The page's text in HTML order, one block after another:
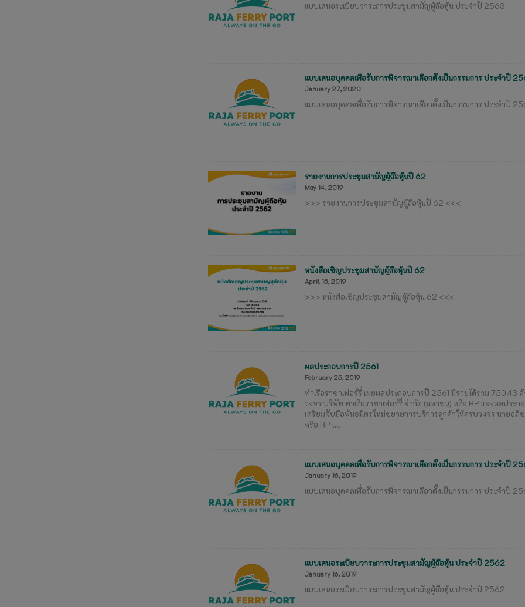
แบบเสนอระเบียบวาระการประชุมสามัญผู้ถือหุ้น ประจำปี 2563
แบบเสนอบุคคลเพื่อรับการพิจารณาเลือกตั้งเป็นกรรมการ ประจำปี
January 27, 2020
แบบเสนอบุคคลเพื่อรับการพิจารณาเลือกตั้งเป็นกรรมการ ประจำปี
รายงานการประชุมสามัญผู้ถือหุ้นปี 62
May 14, 2019
>>> รายงานการประชุมสามัญผู้ถือหุ้นปี 62 <<<
หนังสือเชิญประชุมสามัญผู้ถือหุ้นปี 62
April 15, 2019
>>> หนังสือเชิญประชุมสามัญผู้ถือหุ้น 62 <<<
ผลประกอบการปี 2561
February 25, 2019
ท่าเรือราชาเฟอร์รี่ เผยผลประกอบการปี 2561 มีรายได้รวม
วงจร บริษัท ท่าเรือราชาเฟอร์รี่ จำกัด (มหาชน) หรือ RP แจงผลปร
เตรียมจับมือพันธมิตรใหม่ขยายการบริการลูกค้าให้ครบวงจร นายอภิ
หรือ RP เ...
แบบเสนอบุคคลเพื่อรับการพิจารณาเลือกตั้งเป็นกรรมการ ประจำปี
January 16, 2019
แบบเสนอบุคคลเพื่อรับการพิจารณาเลือกตั้งเป็นกรรมการ ประจำปี
แบบเสนอระเบียบวาระการประชุมสามัญผู้ถือหุ้น ประจำปี 2562
January 16, 2019
แบบเสนอระเบียบวาระการประชุมสามัญผู้ถือหุ้น ประจำปี 2562